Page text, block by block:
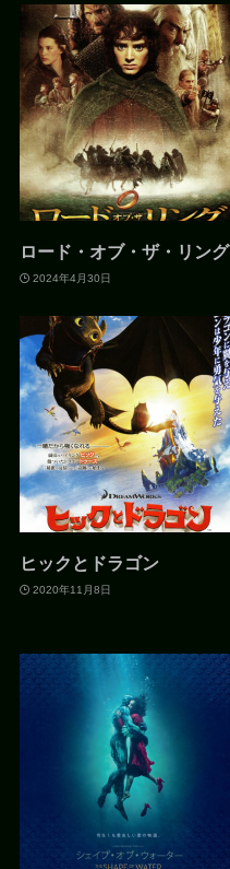
ロード・オブ・ザ・リング
2024年4月30日
ヒックとドラゴン
2020年11月8日